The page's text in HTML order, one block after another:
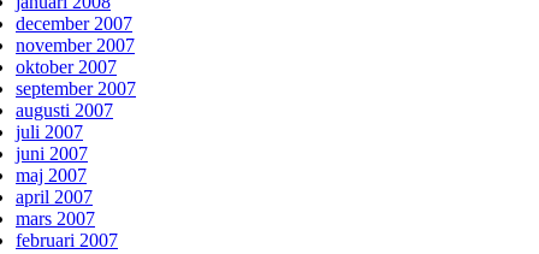
december 2007
november 2007
oktober 2007
september 2007
augusti 2007
juli 2007
juni 2007
maj 2007
april 2007
mars 2007
februari 2007